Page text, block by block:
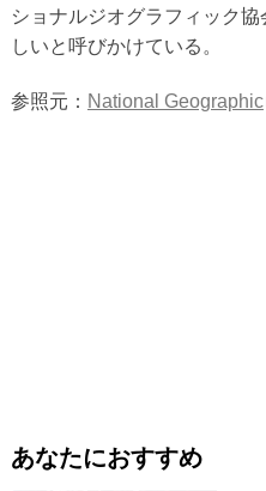
ショナルジオグラフィック
しいと呼びかけている。
参照元： National Geographic
あなたにおすすめ